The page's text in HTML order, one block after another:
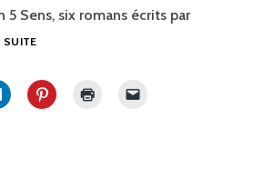
5 Sens, six romans écrits par
SUITESTÉPHANIE
AU
QUÉBEC!